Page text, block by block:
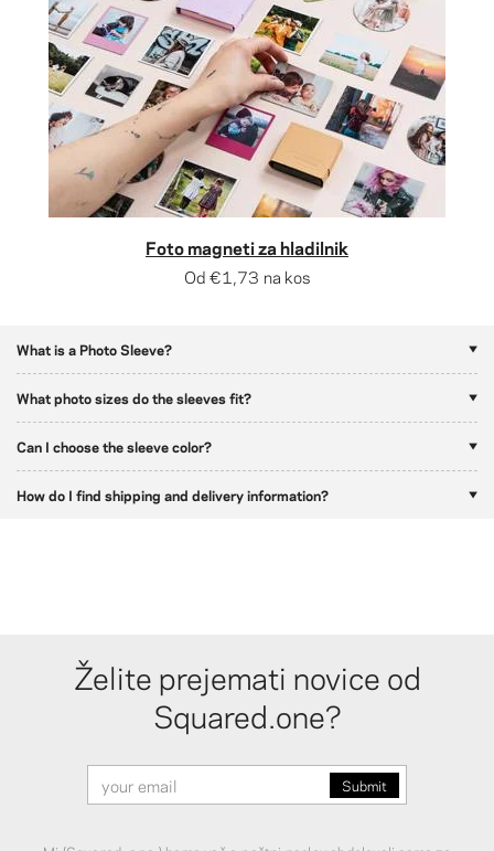
Foto magneti za hladilnik
Od€1,73 na kos
What is a Photo Sleeve?
What photo sizes do the sleeves fit?
Can I choose the sleeve color?
How do I find shipping and delivery information?
Želite prejemati novice od
Squared.one?